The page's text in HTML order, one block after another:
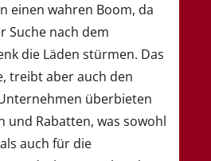
einen wahren Boom, da
Suche nach dem
die Läden stürmen. Das
treibt aber auch den
überbieten
und Rabatten, was sowohl
auch für die